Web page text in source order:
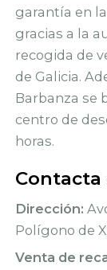
garantía en
gracias a la
recogida de
de Galicia.
Barbanza se
centro de
horas.
Dirección:
Polígono de
Venta de